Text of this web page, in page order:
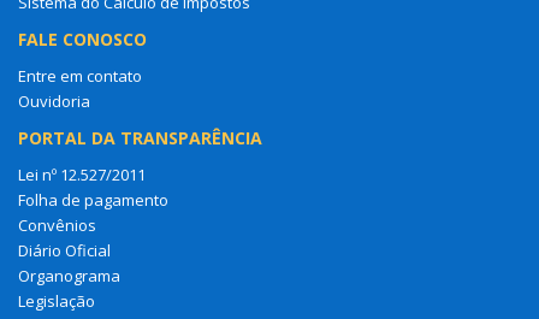
FALE CONOSCO
Entre em contato
Ouvidoria
PORTAL DA TRANSPARÊNCIA
Lei nº 12.527/2011
Folha de pagamento
Convênios
Diário Oficial
Organograma
Legislação